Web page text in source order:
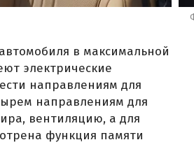
в максимальной
электрические
направлениям для
направлениям для
вентиляцию, а для
функция памяти